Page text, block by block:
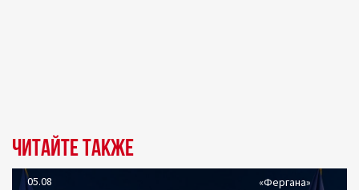
Читайте также
05.08 «Фергана»